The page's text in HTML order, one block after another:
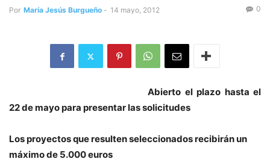
Por María Jesús Burgueño - 14 mayo, 2012 0
Abierto el plazo hasta el
22 de mayo para presentar las solicitudes
Los proyectos que resulten seleccionados recibirán un
máximo de 5.000 euros